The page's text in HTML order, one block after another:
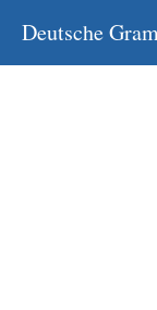
Inhalt
springen
Deutsche